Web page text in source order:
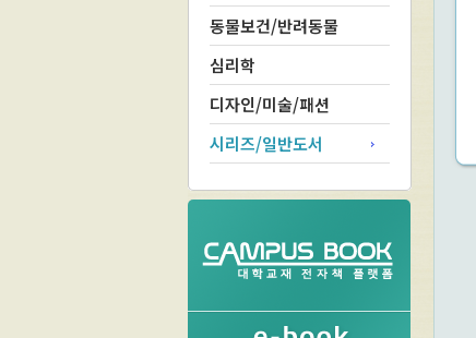
동물보건/반려동물
심리학
디자인/미술/패션
시리즈/일반도서